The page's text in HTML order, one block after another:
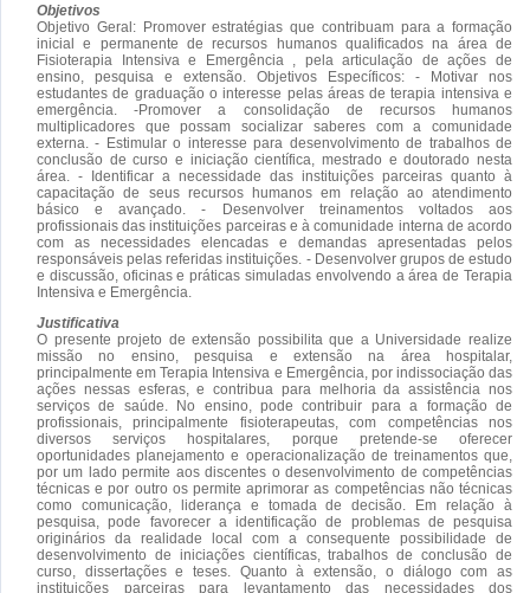
Objetivos
Objetivo Geral: Promover estratégias que contribuam para a formação
inicial e permanente de recursos humanos qualificados na área de
Fisioterapia Intensiva e Emergência , pela articulação de ações de
ensino, pesquisa e extensão. Objetivos Específicos: - Motivar nos
estudantes de graduação o interesse pelas áreas de terapia intensiva e
emergência. -Promover a consolidação de recursos humanos
multiplicadores que possam socializar saberes com a comunidade
externa. - Estimular o interesse para desenvolvimento de trabalhos de
conclusão de curso e iniciação científica, mestrado e doutorado nesta
área. - Identificar a necessidade das instituições parceiras quanto à
capacitação de seus recursos humanos em relação ao atendimento
básico e avançado. - Desenvolver treinamentos voltados aos
profissionais das instituições parceiras e à comunidade interna de acordo
com as necessidades elencadas e demandas apresentadas pelos
responsáveis pelas referidas instituições. - Desenvolver grupos de estudo
e discussão, oficinas e práticas simuladas envolvendo a área de Terapia
Intensiva e Emergência.
Justificativa
O presente projeto de extensão possibilita que a Universidade realize
missão no ensino, pesquisa e extensão na área hospitalar,
principalmente em Terapia Intensiva e Emergência, por indissociação das
ações nessas esferas, e contribua para melhoria da assistência nos
serviços de saúde. No ensino, pode contribuir para a formação de
profissionais, principalmente fisioterapeutas, com competências nos
diversos serviços hospitalares, porque pretende-se oferecer
oportunidades planejamento e operacionalização de treinamentos que,
por um lado permite aos discentes o desenvolvimento de competências
técnicas e por outro os permite aprimorar as competências não técnicas
como comunicação, liderança e tomada de decisão. Em relação à
pesquisa, pode favorecer a identificação de problemas de pesquisa
originários da realidade local com a consequente possibilidade de
desenvolvimento de iniciações científicas, trabalhos de conclusão de
curso, dissertações e teses. Quanto à extensão, o diálogo com as
instituições parceiras para levantamento das necessidades dos